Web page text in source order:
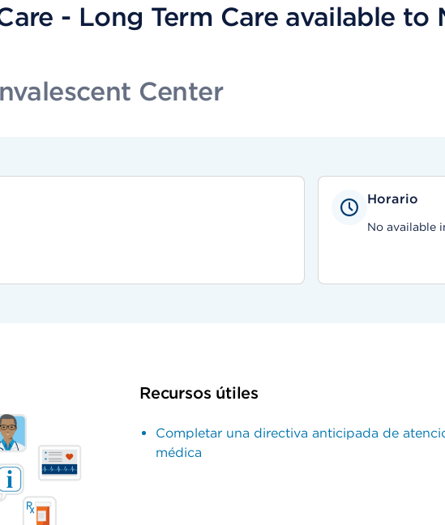
- Long Term Care available to
Center
Horario
No available
Recursos útiles
Completar una directiva anticipada de
médica